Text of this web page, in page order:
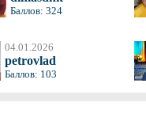
Баллов: 324
04.01.2026
petrovlad
Баллов: 103